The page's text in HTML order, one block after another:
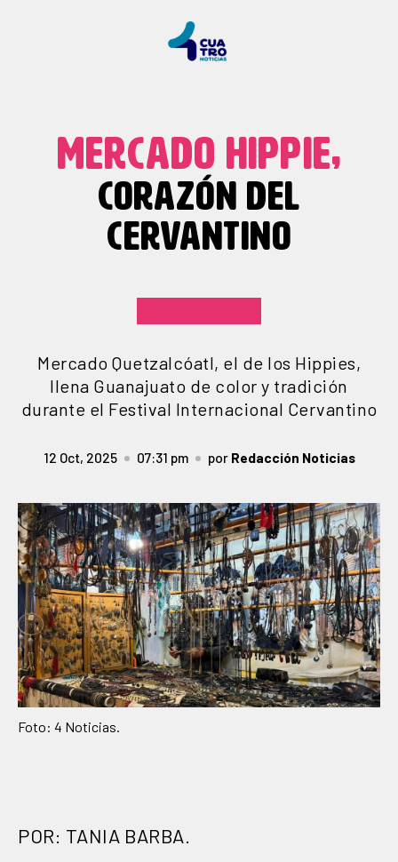
MERCADO HIPPIE,
CORAZÓN DEL
CERVANTINO
Mercado Quetzalcóatl, el de los Hippies,
llena Guanajuato de color y tradición
durante el Festival Internacional Cervantino
12 Oct, 2025 07:31 pm por Redacción Noticias
Foto: 4 Noticias.
POR: TANIA BARBA.